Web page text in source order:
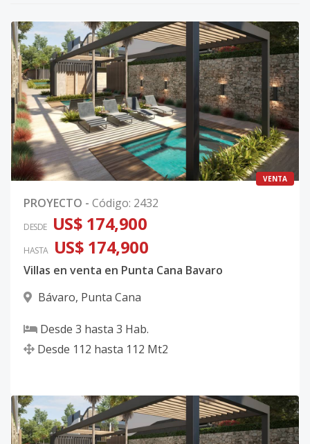
VENTA
PROYECTO - Código: 2432
DESDE US$ 174,900
HASTA US$ 174,900
Villas en venta en Punta Cana Bavaro
Bávaro, Punta Cana
Desde 3 hasta 3 Hab.
Desde 112 hasta 112 Mt2